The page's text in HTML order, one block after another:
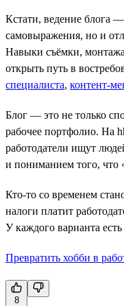
Кстати, ведение блога
самовыражения, но и
Навыки съёмки,
открыть путь в
специалиста, контент-
Блог — это не только
рабочее портфолио. На
работодатели ищут
и пониманием того, что
Кто-то со временем
налоги платит
У каждого варианта
Превратить хобби в
8